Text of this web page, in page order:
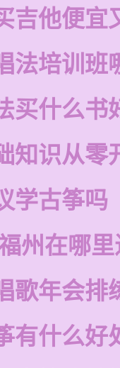
吉他便宜
法培训班
买什么书
知识从零
学古筝吗
州在哪
歌年会排
有什么好